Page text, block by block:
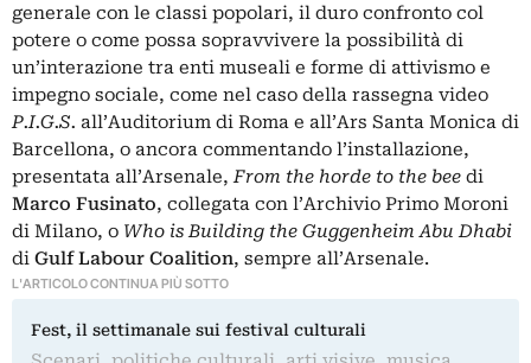
generale con le classi popolari, il duro confronto col
potere o come possa sopravvivere la possibilità di
un’interazione tra enti museali e forme di attivismo e
impegno sociale, come nel caso della rassegna video
P.I.G.S. all’Auditorium di Roma e all’Ars Santa Monica di
Barcellona, o ancora commentando l’installazione,
presentata all’Arsenale,From the horde to the bee di
Marco Fusinato, collegata con l’Archivio Primo Moroni
di Milano, o Who is Building the Guggenheim Abu Dhabi
di Gulf Labour Coalition, sempre all’Arsenale.
L'ARTICOLO CONTINUA PIÙ SOTTO
Fest, il settimanale sui festival culturali